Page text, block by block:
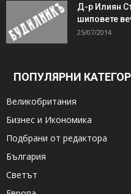
Д-р Илиян
шиповете
25/07/2014
ПОПУЛЯРНИ
Великобритания
Бизнес и Икономика
Подбрани от редактора
България
Светът